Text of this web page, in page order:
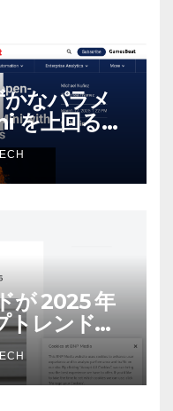
なパラメ
を上回る新
モデルをリ
が 2025 年
レンドに |